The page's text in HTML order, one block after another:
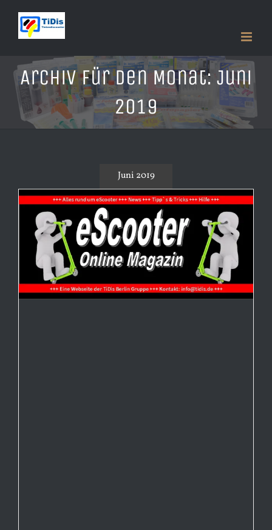
Inhalt
Archiv für den Monat: Juni
2019
Juni 2019